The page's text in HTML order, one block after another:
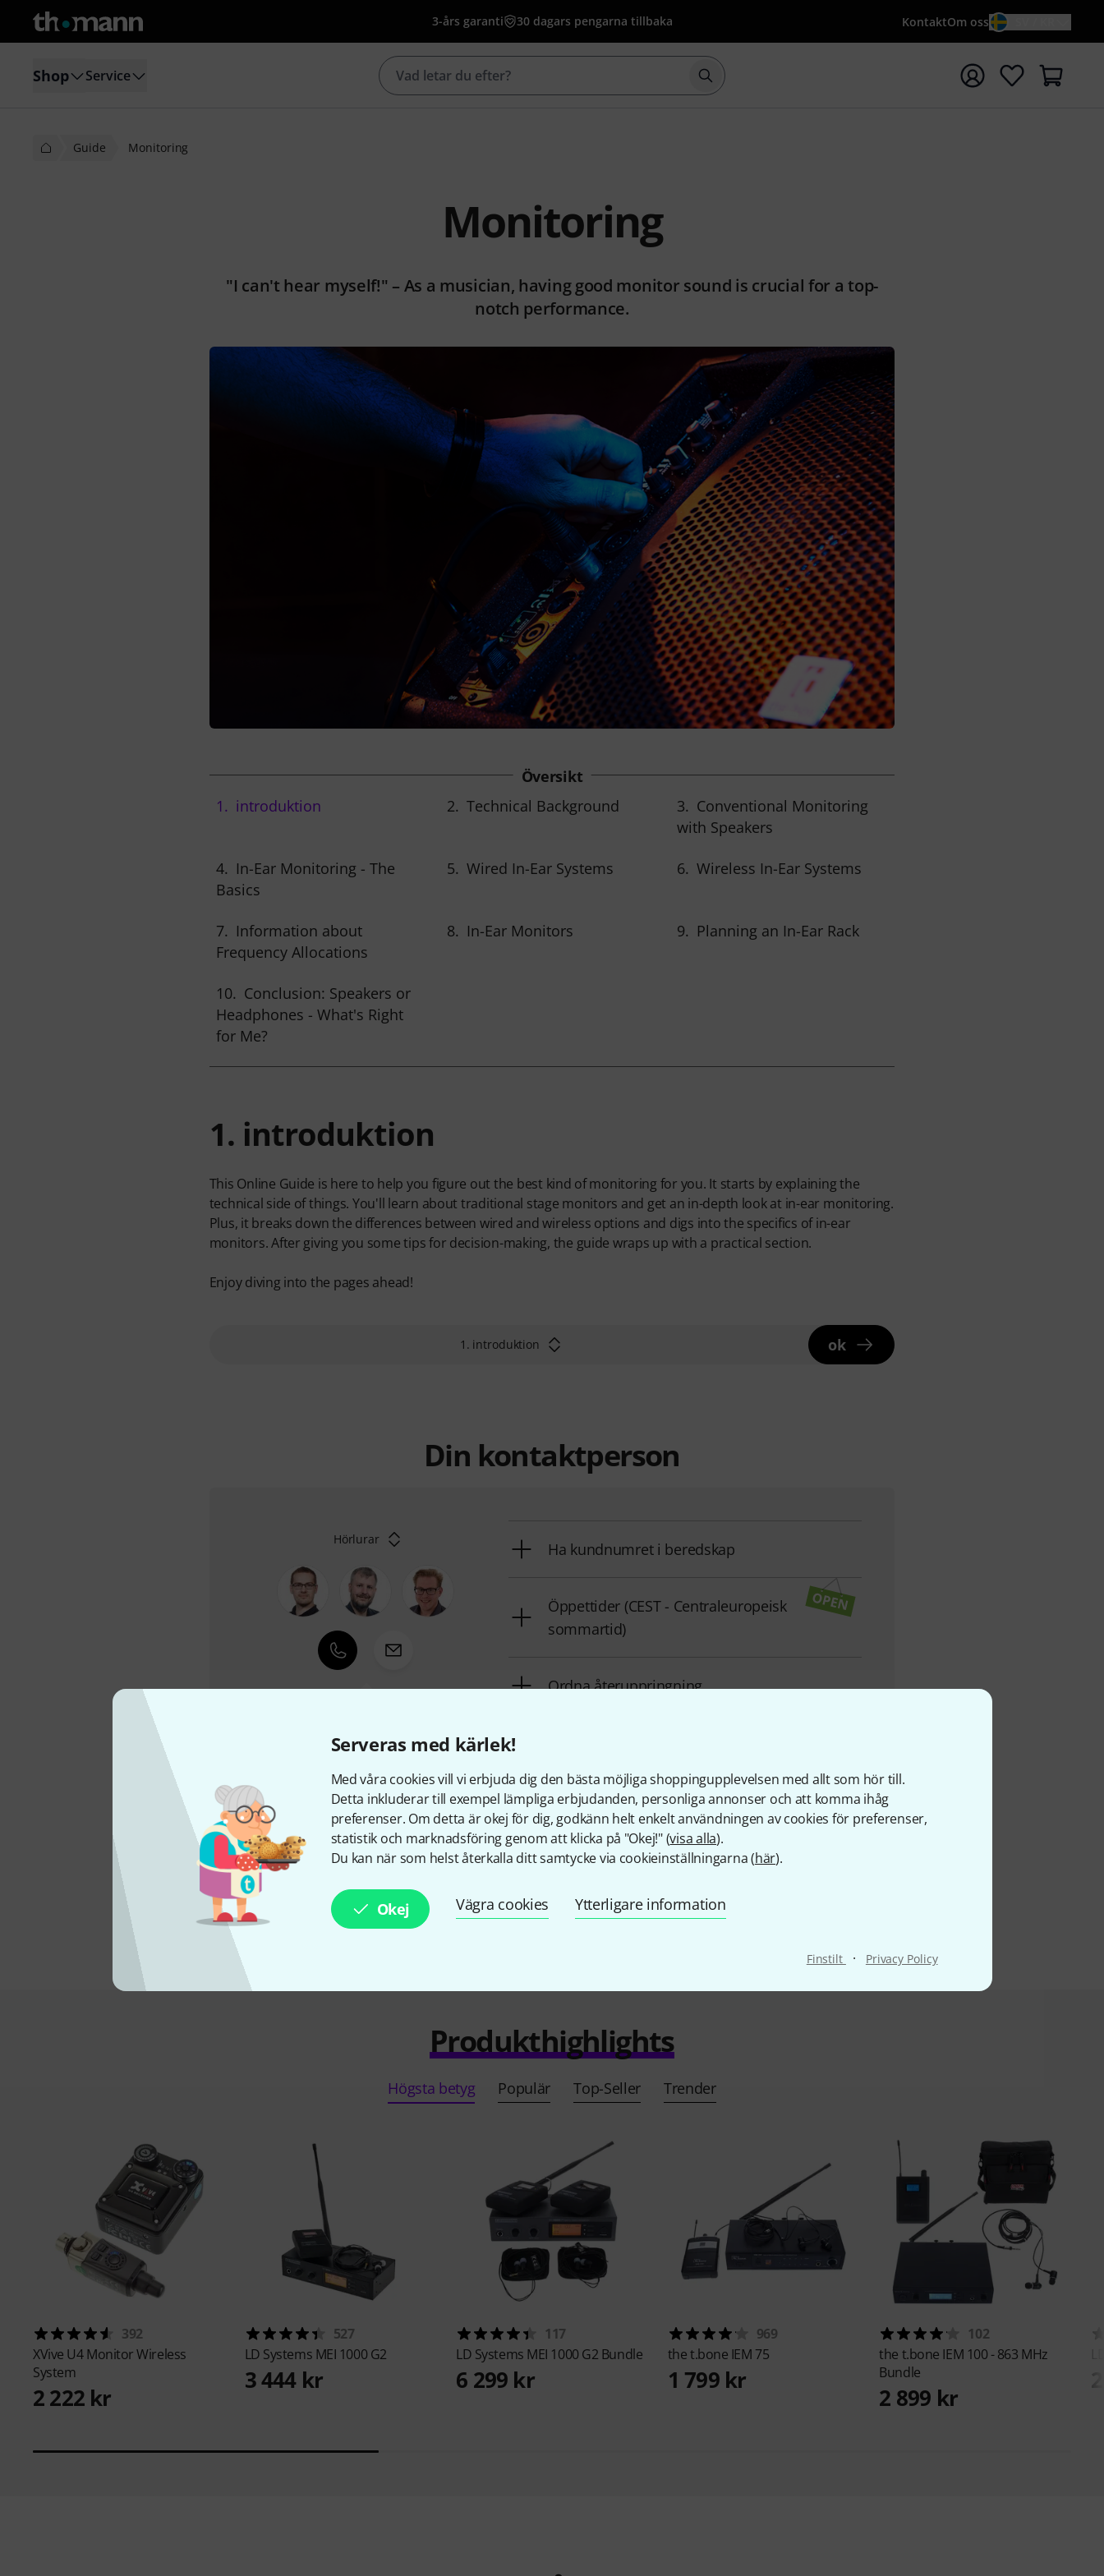
Serveras med kärlek!
Med våra cookies vill vi erbjuda dig den bästa möjliga shoppingupplevelsen med allt som hör till.
Detta inkluderar till exempel lämpliga erbjudanden, personliga annonser och att komma ihåg
preferenser. Om detta är okej för dig, godkänn helt enkelt användningen av cookies för preferenser,
statistik och marknadsföring genom att klicka på "Okej!" (visa alla).
Du kan när som helst återkalla ditt samtycke via cookieinställningarna (här).
Okej Vägra cookies Ytterligare information
Finstilt · Privacy Policy
3-års garanti 30 dagars pengarna tillbaka KontaktOm oss
Shop Service Börja sökningen med söktermen {searchTerm}
Guide Monitoring
Monitoring
"I can't hear myself!" – As a musician, having good monitor sound is crucial for a top-
notch performance.
Översikt
1. introduktion 2. Technical Background 3. Conventional Monitoring
with Speakers
4. In-Ear Monitoring - The
Basics
5. Wired In-Ear Systems 6. Wireless In-Ear Systems
7. Information about
Frequency Allocations
8. In-Ear Monitors 9. Planning an In-Ear Rack
10. Conclusion: Speakers or
Headphones - What's Right
for Me?
1. introduktion
This Online Guide is here to help you figure out the best kind of monitoring for you. It starts by explaining the
technical side of things. You'll learn about traditional stage monitors and get an in-depth look at in-ear monitoring.
Plus, it breaks down the differences between wired and wireless options and digs into the specifics of in-ear
monitors. After giving you some tips for decision-making, the guide wraps up with a practical section.
Enjoy diving into the pages ahead!
1. introduktion ok
Din kontaktperson
Hör­lu­rar
Ha kundnumret i beredskap
Öppettider (CEST - Centraleuropeisk
sommartid)
Ordna återuppringning
Skicka tillbaka produkt
Alla kontakter
Produkthighlights
Högsta betyg Populär Top-Seller Trender
392
XVive U4 Monitor Wireless
System
2 222 kr
527
LD Systems MEI 1000 G2
3 444 kr
117
LD Systems MEI 1000 G2 Bundle
6 299 kr
969
the t.bone IEM 75
1 799 kr
102
the t.bone IEM 100 - 863 MHz
Bundle
2 899 kr